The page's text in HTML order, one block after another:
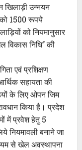
खिलाड़ी उन्नयन
को 1500 रूपये
को नियमानुसार
विकास निधि’’ की
एवं प्रशिक्षण
सहायता की
के लिए ओपन जिम
किया है। प्रदेश
में प्रवेश हेतु 5
नियमावली बनाने जा
से खेल अवस्थापना